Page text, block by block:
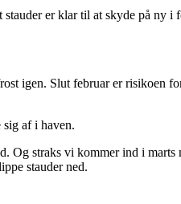
er klar til at skyde på ny i
igen. Slut februar er risikoen
sig af i haven.
Og straks vi kommer ind i marts
stauder ned.